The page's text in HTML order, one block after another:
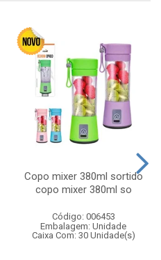
Copo mixer 380ml sortido
copo mixer 380ml so
Código: 006453
Embalagem: Unidade
Caixa Com: 30 Unidade(s)